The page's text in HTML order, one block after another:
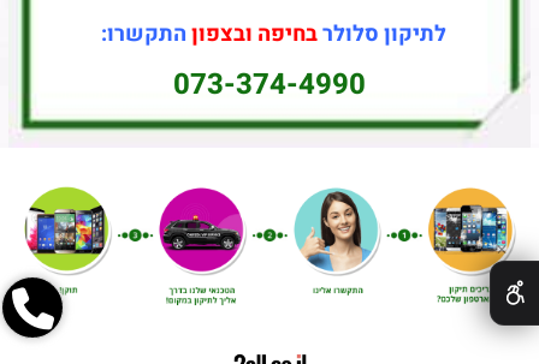
לתיקון סלולרבחיפה ובצפוןהתקשרו:
073-374-4990
✕